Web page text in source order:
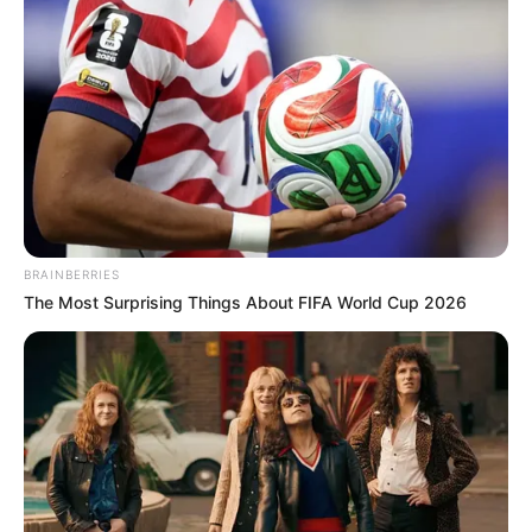
14 JE REVE DU BOIS
15 JENNY DE JOUDES
16 JALIMEDE
Arrivée Quinté PMU du PRIX ARIEL
BRAINBERRIES
The Most Surprising Things About FIFA World Cup 2026